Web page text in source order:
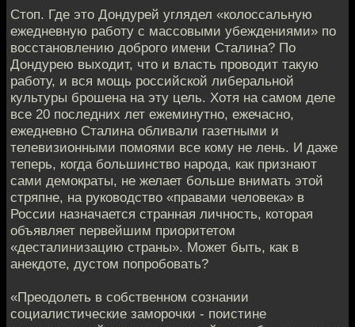
Стоп. Где это Дондурей углядел «колоссальную
ежедневную работу с массовыми убеждениями» по
восстановлению доброго имени Сталина? По
Дондурею выходит, что и власть проводит такую
работу, и вся мощь российской либеральной
культуры брошена на эту цель. Хотя на самом деле
все 20 последних лет ежеминутно, ежечасно,
ежедневно Сталина обливали газетными и
телевизионными помоями все кому не лень. И даже
теперь, когда большинство народа, как признают
сами демократы, не желает больше внимать этой
стряпне, на руководство «правами человека» в
России назначается странная личность, которая
объявляет первейшим приоритетом
«десталинизацию страны». Может быть, как в
анекдоте, дустом попробовать?
«Преодолеть в собственном сознании
социалистические заморочки - поистине